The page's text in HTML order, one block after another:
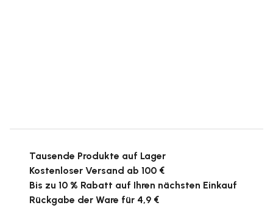
Tausende Produkte auf Lager
Kostenloser Versand ab 100 €
Bis zu 10 % Rabatt auf Ihren nächsten Einkauf
Rückgabe der Ware für 4,9 €